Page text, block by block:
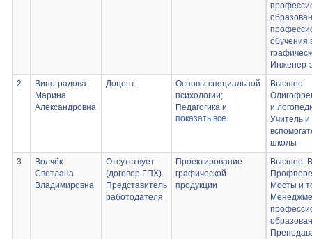
дизайне;
Макетирование
печатной продукции;
Инфографика
обучения
Инженер-
2
Виноградова
Марина
Александровна
Доцент.
Основы специальной
психологии;
Педагогика и
возрастная
практики в дизайне
показать все
Высшее
и
Учитель и
школы
3
Волчёк
Светлана
Владимировна
Отсутствует
(договор ГПХ).
Представитель
работодателя
Проектирование
графической
продукции
Высшее.
Мосты и